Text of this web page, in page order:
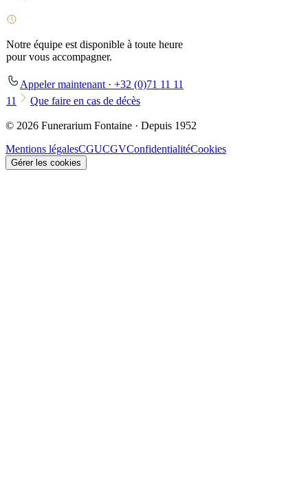
Notre équipe est disponible à toute heure
pour vous accompagner.
Appeler maintenant · +32 (0)71 11 11
11
Que faire en cas de décès
© 2026 Funerarium Fontaine · Depuis 1952
Mentions légalesCGUCGVConfidentialitéCookies
Gérer les cookies